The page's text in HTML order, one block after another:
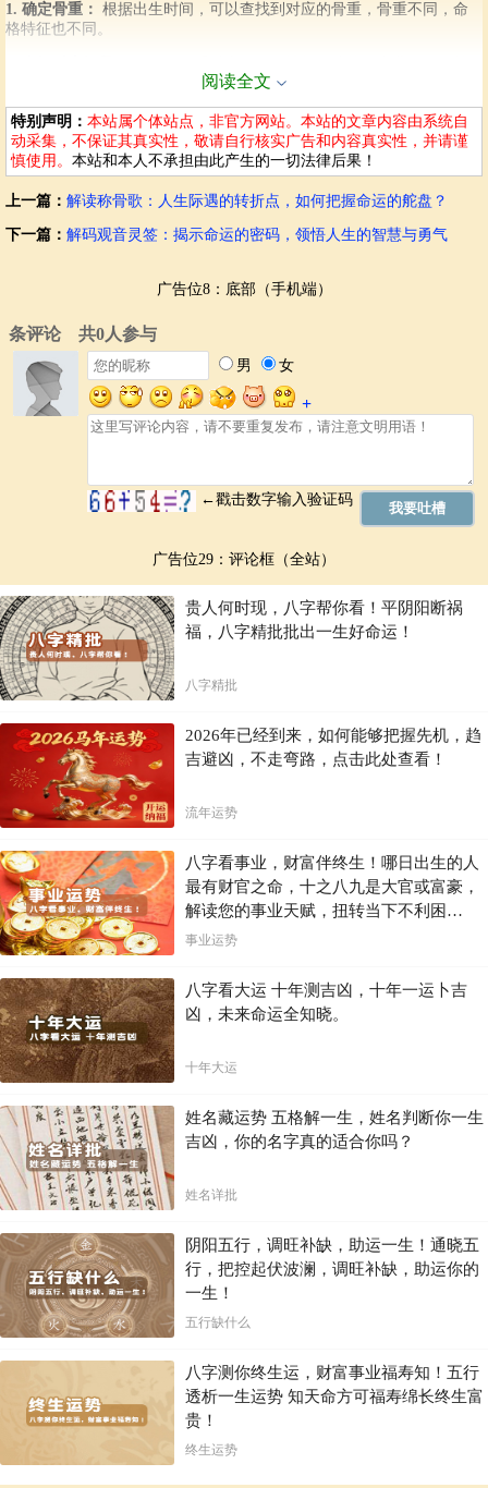
1. 确定骨重： 根据出生时间，可以查找到对应的骨重，骨重不同，命
格特征也不同。
命格特征。需要根据提供的详细解释，结合自身的实际情况进行分析。
3. 综合分析：骨重只是命格的一部分，还需要结合其他因素，如年
柱、月柱、日柱等信息，进行综合分析，才能更准确地了解自身的命
格。
4. 结合实际情况：称骨歌只是提供参考，最终的命运走向，需要靠自
身努力和选择来决定。在解读称骨歌时，需要结合自身的实际情况和生
活经验，进行理性分析。
称骨歌的应用场景
并预见未来的走向。这有助于人们在人生的各个阶段做出更明智的决
策，趋吉避凶。
例如，在选择职业时，根据称骨歌分析自己的才能和兴趣，选择更适合
自己的职业方向。在面对困境时，根据称骨歌了解自己的弱点，并采取
相应的应对措施。
2. 事业规划： 辅助判断事业发展方向和机遇。
更好地应对人生中的各种挑战和困境。
称骨歌的局限性
尽管称骨歌是一种古老而神奇的方法，但它也有一定的局限性。
任何预测方法都存在一定的局限性，称骨歌也不例外。它无法完全预测
己，把握人生的方向。
1. 预测不精准：
称骨歌的预测结果并非绝对准确，需要结合实际情况
进行判断。
2. 无法改变命运：称骨歌只能提供参考，最终的命运走向由自身努力
3.需要结合实际：称骨歌的解读需要结合个人的经验和实际情况。
结语
可以帮助我们更好地了解自己，把握人生的方向，但是需要注意的是，
称骨歌只是一个参考，最终的命运走向还需要靠自己去创造。它可以为
我们提供一种不同的视角来看待人生，帮助我们更好地规划未来。
阅读全文
特别声明： 本站属个体站点，非官方网站。本站的文章内容由系统自
动采集，不保证其真实性，敬请自行核实广告和内容真实性，并请谨
慎使用。 本站和本人不承担由此产生的一切法律后果！
上一篇： 解读称骨歌：人生际遇的转折点，如何把握命运的舵盘？
下一篇： 解码观音灵签：揭示命运的密码，领悟人生的智慧与勇气
广告位8：底部（手机端）
广告位29：评论框（全站）
贵人何时现，八字帮你看！平阴阳断祸
福，八字精批批出一生好命运！
八字精批
2026年已经到来，如何能够把握先机，趋
吉避凶，不走弯路，点击此处查看！
流年运势
八字看事业，财富伴终生！哪日出生的人
最有财官之命，十之八九是大官或富豪，
解读您的事业天赋，扭转当下不利困
局！！
事业运势
八字看大运 十年测吉凶，十年一运卜吉
凶，未来命运全知晓。
十年大运
姓名藏运势 五格解一生，姓名判断你一生
吉凶，你的名字真的适合你吗？
姓名详批
阴阳五行，调旺补缺，助运一生！通晓五
行，把控起伏波澜，调旺补缺，助运你的
一生！
五行缺什么
八字测你终生运，财富事业福寿知！五行
透析一生运势 知天命方可福寿绵长终生富
贵！
终生运势